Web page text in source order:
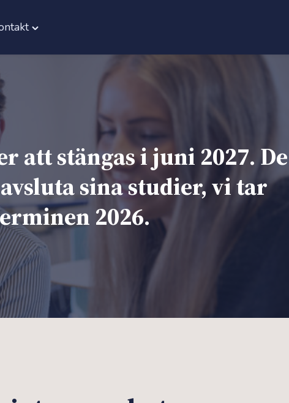
Toggle
"Kontakt"
att stängas i juni 2027. De
sina studier, vi tar
2026.